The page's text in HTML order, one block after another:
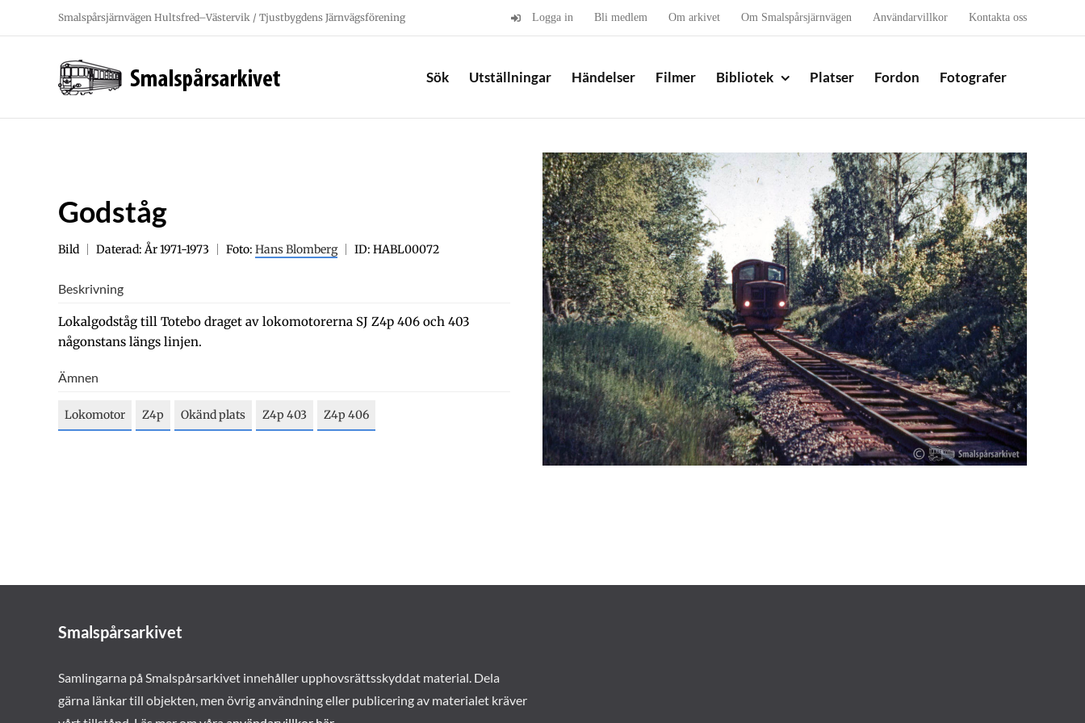
Smalspårsjärnvägen Hultsfred–Västervik / Tjustbygdens Järnvägsförening Logga in Bli medlem Om arkivet Om Smalspårsjärnvägen Användarvillkor Kontakta oss
Sök Utställningar Händelser Filmer Bibliotek Platser Fordon Fotografer
Godståg
Bild Daterad: År 1971-1973 Foto: Hans Blomberg ID: HABL00072
Beskrivning
Lokalgodståg till Totebo draget av lokomotorerna SJ Z4p 406 och 403
någonstans längs linjen.
Ämnen
Lokomotor Z4p Okänd plats Z4p 403 Z4p 406
Smalspårsarkivet
Samlingarna på Smalspårsarkivet innehåller upphovsrättsskyddat material. Dela
gärna länkar till objekten, men övrig användning eller publicering av materialet kräver